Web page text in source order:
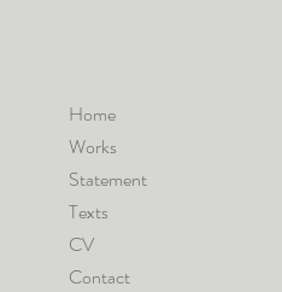
Home
Works
Statement
Texts
CV
Contact